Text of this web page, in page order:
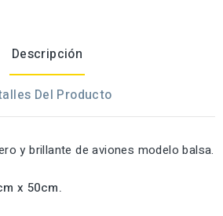
Descripción
Del Producto
y brillante de aviones modelo balsa.
x 50cm.